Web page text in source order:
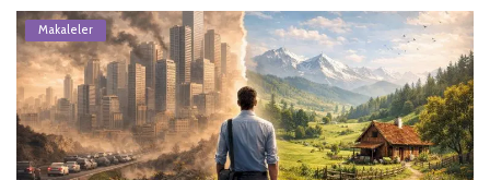
Makaleler